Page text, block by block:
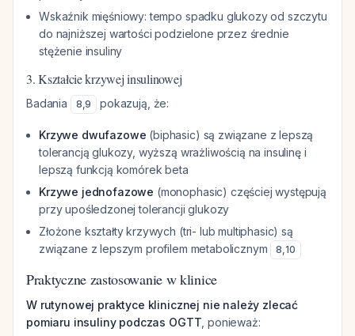
Wskaźnik mięśniowy: tempo spadku glukozy od szczytu
do najniższej wartości podzielone przez średnie
stężenie insuliny
3. Kształcie krzywej insulinowej
Badania 8,9 pokazują, że:
Krzywe dwufazowe (biphasic) są związane z lepszą
tolerancją glukozy, wyższą wrażliwością na insulinę i
lepszą funkcją komórek beta
Krzywe jednofazowe (monophasic) częściej występują
przy upośledzonej tolerancji glukozy
Złożone kształty krzywych (tri- lub multiphasic) są
związane z lepszym profilem metabolicznym
8,10
Praktyczne zastosowanie w klinice
W rutynowej praktyce klinicznej nie należy zlecać
pomiaru insuliny podczas OGTT , ponieważ: